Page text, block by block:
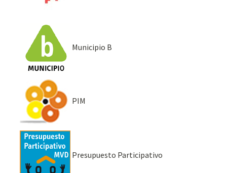
Municipio B
PIM
Presupuesto Participativo